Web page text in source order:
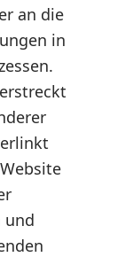
an die
in
und